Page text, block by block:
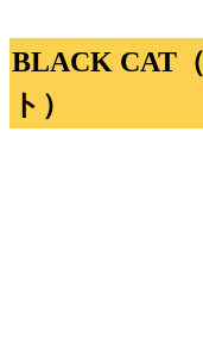
BLACK CAT
ト）